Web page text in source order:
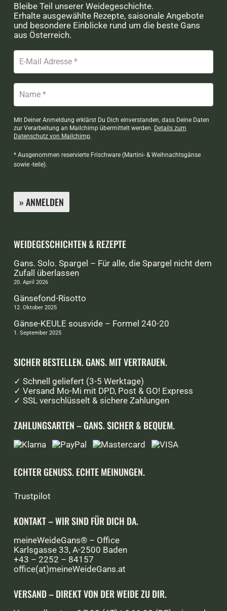
Bleibe Teil unserer Weidegeschichte.
Erhalte ausgewählte Rezepte, saisonale Angebote
und besondere Einblicke rund um die beste Gans
aus Österreich.
Mit Deiner Anmeldung erklärst Du Dich einverstanden, dass Deine Daten
zur Verarbeitung an Mailchimp übermittelt werden. Details zum
Datenschutz von Mailchimp.
* Ausgenommen reservierte Frischware (Martini- & Weihnachtsgänse
sowie -teile).
WEIDEGESCHICHTEN & REZEPTE
Gans. Solo. Spargel – Für alle, die Spargel nicht dem
Zufall überlassen
20. April 2026
Gänsefond-Risotto
12. Oktober 2025
Gänse-KEULE sousvide – Formel 240-20
1. September 2025
SICHER BESTELLEN. GANS. MIT VERTRAUEN.
✓ Schnell geliefert (3-5 Werktage)
✓ Versand Mo-Mi mit DPD, Post & GO! Express
✓ SSL verschlüsselt & sichere Zahlungen
ZAHLUNGSARTEN – GANS. SICHER & BEQUEM.
ECHTER GENUSS. ECHTE MEINUNGEN.
Trustpilot
KONTAKT – WIR SIND FÜR DICH DA.
meineWeideGans® – Office
Karlsgasse 33, A-2500 Baden
+43 – 2252 – 84157
office(at)meineWeideGans.at
VERSAND – DIREKT VON DER WEIDE ZU DIR.